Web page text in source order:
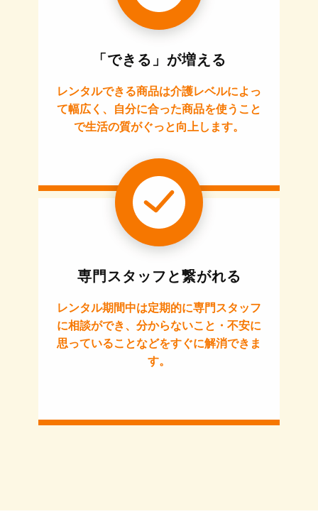
「できる」が増える
レンタルできる商品は介護レベルによっ
て幅広く、自分に合った商品を使うこと
で生活の質がぐっと向上します。
専門スタッフと繋がれる
レンタル期間中は定期的に専門スタッフ
に相談ができ、分からないこと・不安に
思っていることなどをすぐに解消できま
す。